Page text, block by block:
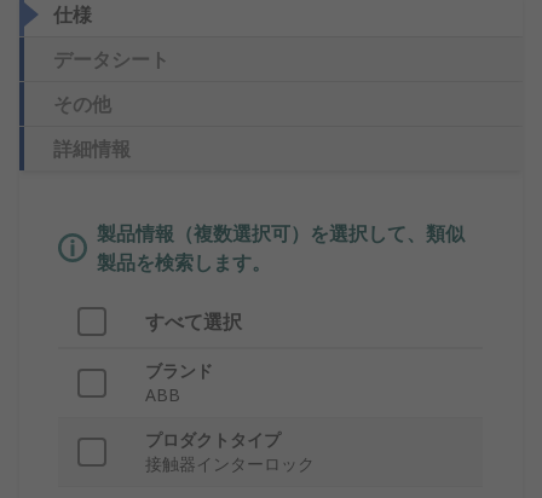
仕様
データシート
その他
詳細情報
製品情報（複数選択可）を選択して、類似
製品を検索します。
すべて選択
ブランド
ABB
プロダクトタイプ
接触器インターロック